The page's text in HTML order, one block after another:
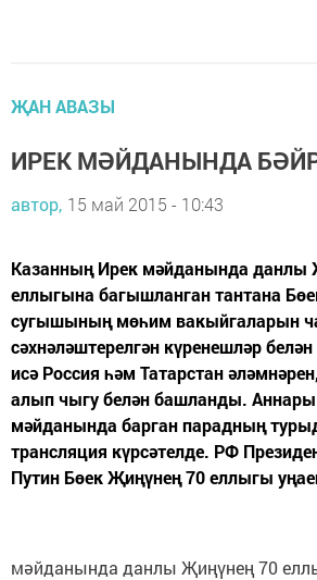
ҖАН АВАЗЫ
ИРЕК МӘЙДАНЫНДА
автор, 15 май 2015 - 10:43
Казанның Ирек мәйданында данлы
еллыгына багышланган тантана
сугышының мөһим вакыйгаларын
сәхнәләштерелгән күренешләр
исә Россия һәм Татарстан
алып чыгу белән башланды.
мәйданында барган парадның
трансляция күрсәтелде. РФ
Путин Бөек Җиңүнең 70 еллыгы
мәйданында данлы Җиңүнең 70